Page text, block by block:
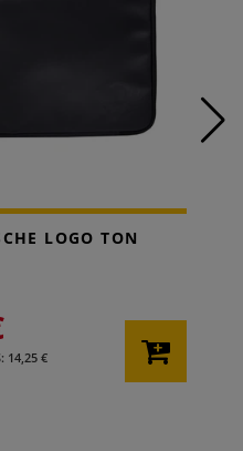
LOGO TON
14,25 €